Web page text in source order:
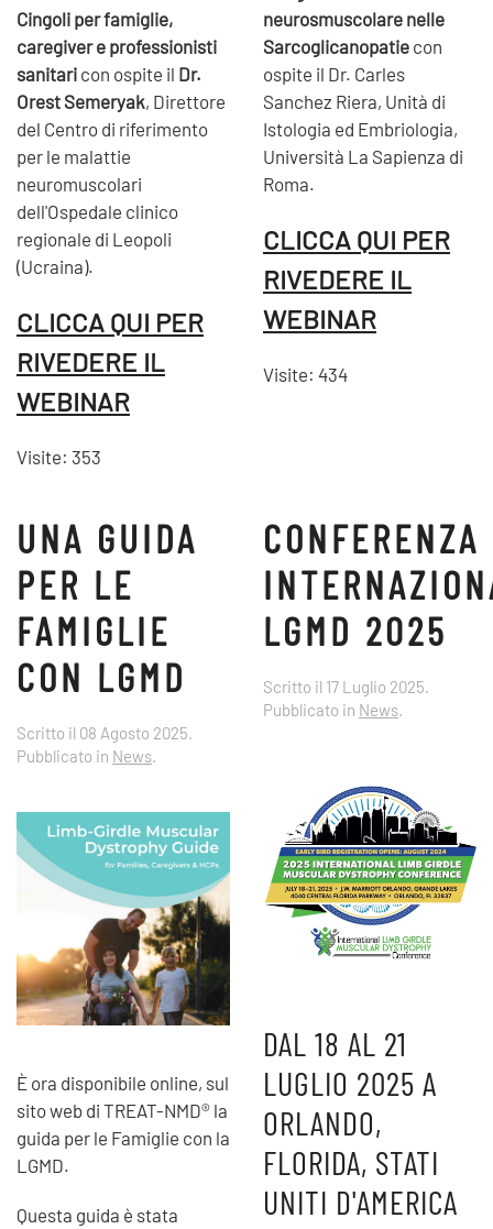
Cingoli per famiglie,
caregiver e professionisti
sanitari con ospite il Dr.
Orest Semeryak, Direttore
del Centro di riferimento
per le malattie
neuromuscolari
dell'Ospedale clinico
regionale di Leopoli
(Ucraina).
CLICCA QUI PER
RIVEDERE IL
WEBINAR
Visite: 353
neurosmuscolare nelle
Sarcoglicanopatie con
ospite il Dr. Carles
Sanchez Riera, Unità di
Istologia ed Embriologia,
Università La Sapienza di
Roma.
CLICCA QUI PER
RIVEDERE IL
WEBINAR
Visite: 434
UNA GUIDA
PER LE
FAMIGLIE
CON LGMD
Scritto il 08 Agosto 2025
Pubblicato in News
È ora disponibile online, sul
sito web di TREAT-NMD® la
guida per le Famiglie con la
LGMD.
Questa guida è stata
CONFERENZA
LGMD 2025
Scritto il 17 Luglio 2025
Pubblicato in News
DAL 18 AL 21
LUGLIO 2025 A
ORLANDO,
FLORIDA, STATI
UNITI D'AMERICA